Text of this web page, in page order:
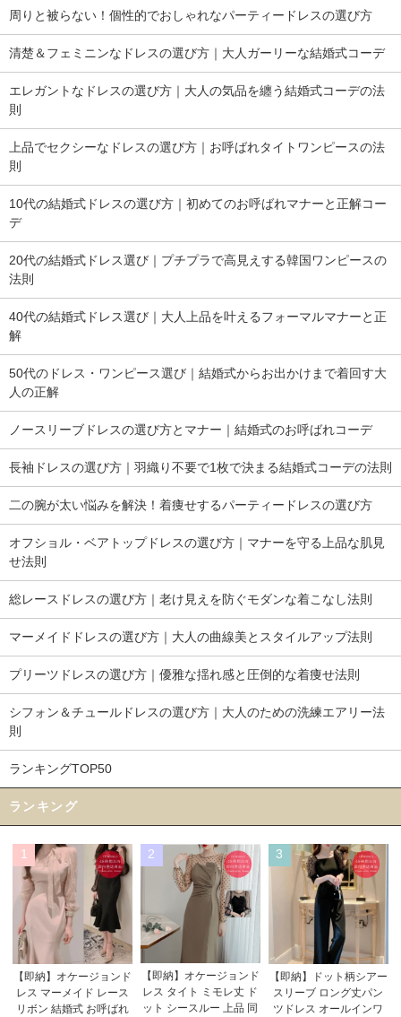
周りと被らない！個性的でおしゃれなパーティードレスの選び方
清楚＆フェミニンなドレスの選び方｜大人ガーリーな結婚式コーデ
エレガントなドレスの選び方｜大人の気品を纏う結婚式コーデの法
則
上品でセクシーなドレスの選び方｜お呼ばれタイトワンピースの法
則
10代の結婚式ドレスの選び方｜初めてのお呼ばれマナーと正解コー
デ
20代の結婚式ドレス選び｜プチプラで高見えする韓国ワンピースの
法則
40代の結婚式ドレス選び｜大人上品を叶えるフォーマルマナーと正
解
50代のドレス・ワンピース選び｜結婚式からお出かけまで着回す大
人の正解
ノースリーブドレスの選び方とマナー｜結婚式のお呼ばれコーデ
長袖ドレスの選び方｜羽織り不要で1枚で決まる結婚式コーデの法則
二の腕が太い悩みを解決！着痩せするパーティードレスの選び方
オフショル・ベアトップドレスの選び方｜マナーを守る上品な肌見
せ法則
総レースドレスの選び方｜老け見えを防ぐモダンな着こなし法則
マーメイドドレスの選び方｜大人の曲線美とスタイルアップ法則
プリーツドレスの選び方｜優雅な揺れ感と圧倒的な着痩せ法則
シフォン＆チュールドレスの選び方｜大人のための洗練エアリー法
則
ランキングTOP50
ランキング
1
【即納】オケージョンド
レス マーメイド レース
リボン 結婚式 お呼ばれ
2
【即納】オケージョンド
レス タイト ミモレ丈 ド
ット シースルー 上品 同
3
【即納】ドット柄シアー
スリーブ ロング丈パン
ツドレス オールインワ